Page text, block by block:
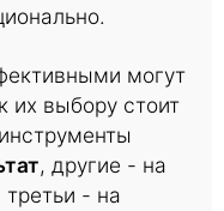
могут
их выбору стоит
, другие - на
третьи - на